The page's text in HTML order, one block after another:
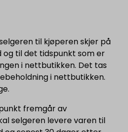
til kjøperen skjer på
til det tidspunkt som er
i nettbutikken. Det tas
i nettbutikken.
fremgår av
selgeren levere varen til